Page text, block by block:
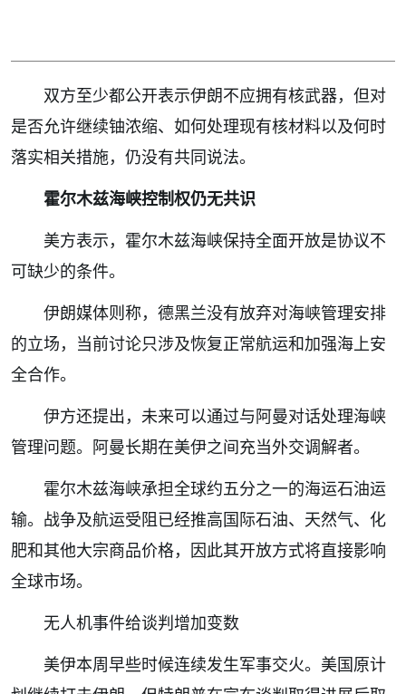
双方至少都公开表示伊朗不应拥有核武器，但对
是否允许继续铀浓缩、如何处理现有核材料以及何时
落实相关措施，仍没有共同说法。
霍尔木兹海峡控制权仍无共识
美方表示，霍尔木兹海峡保持全面开放是协议不
可缺少的条件。
伊朗媒体则称，德黑兰没有放弃对海峡管理安排
的立场，当前讨论只涉及恢复正常航运和加强海上安
全合作。
伊方还提出，未来可以通过与阿曼对话处理海峡
管理问题。阿曼长期在美伊之间充当外交调解者。
霍尔木兹海峡承担全球约五分之一的海运石油运
输。战争及航运受阻已经推高国际石油、天然气、化
肥和其他大宗商品价格，因此其开放方式将直接影响
全球市场。
无人机事件给谈判增加变数
美伊本周早些时候连续发生军事交火。美国原计